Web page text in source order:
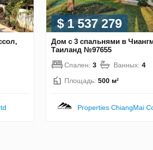
$ 1 537 279
Дом с 3 спальнями в
Таиланд №97655
Спален: 3 Ванных: 4
Площадь: 500 м²
Properties ChiangMai